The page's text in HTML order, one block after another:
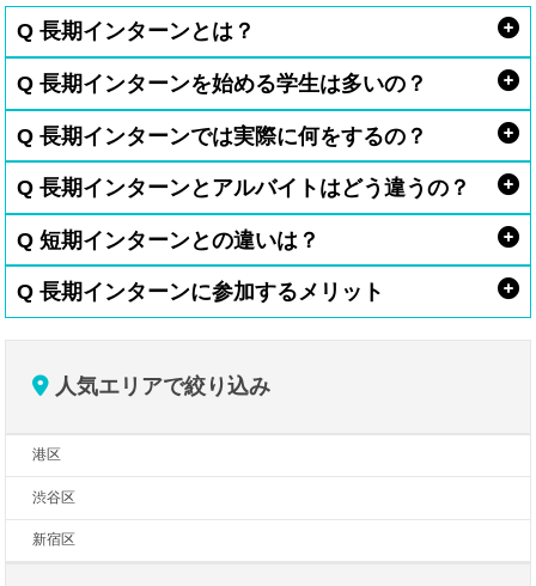
Q 長期インターンとは？
Q 長期インターンを始める学生は多いの？
Q 長期インターンでは実際に何をするの？
Q 長期インターンとアルバイトはどう違うの？
Q 短期インターンとの違いは？
Q 長期インターンに参加するメリット
人気エリアで絞り込み
港区
渋谷区
新宿区